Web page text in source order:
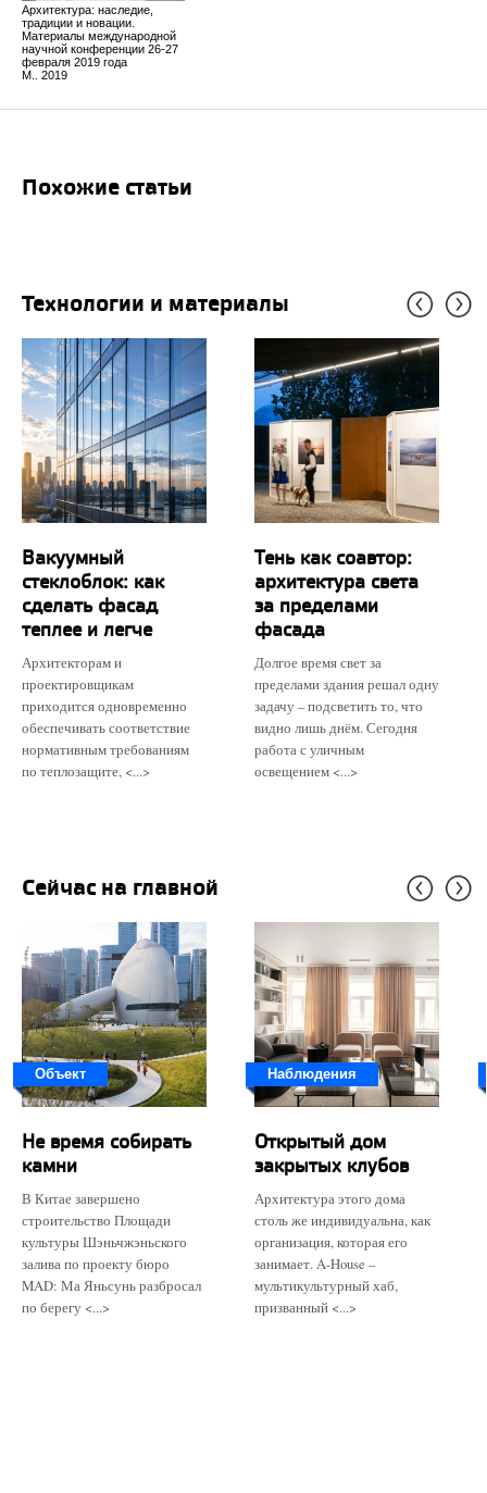
Архитектура: наследие,
традиции и новации.
Материалы международной
научной конференции 26-27
февраля 2019 года
М.. 2019
Похожие статьи
Технологии и материалы
Вакуумный
стеклоблок: как
сделать фасад
теплее и легче
Архитекторам и
проектировщикам
приходится одновременно
обеспечивать соответствие
нормативным требованиям
по теплозащите, <...>
Тень как соавтор:
архитектура света
за пределами
фасада
Долгое время свет за
пределами здания решал одну
задачу – подсветить то, что
видно лишь днём. Сегодня
работа с уличным
освещением <...>
Сейчас на главной
Объект
Не время собирать
камни
В Китае завершено
строительство Площади
культуры Шэньчжэньского
залива по проекту бюро
MAD: Ма Яньсунь разбросал
по берегу <...>
Наблюдения
Открытый дом
закрытых клубов
Архитектура этого дома
столь же индивидуальна, как
организация, которая его
занимает. A-House –
мультикультурный хаб,
призванный <...>